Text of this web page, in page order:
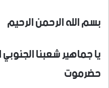
بسم الله الرحمن الرحيم
يا جماهير شعبنا
حضرموت